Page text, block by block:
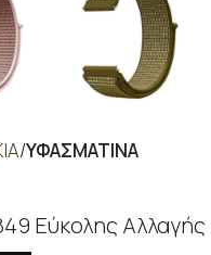
ΥΦΑΣΜΑΤΙΝΑ
Εύκολης Αλλαγής